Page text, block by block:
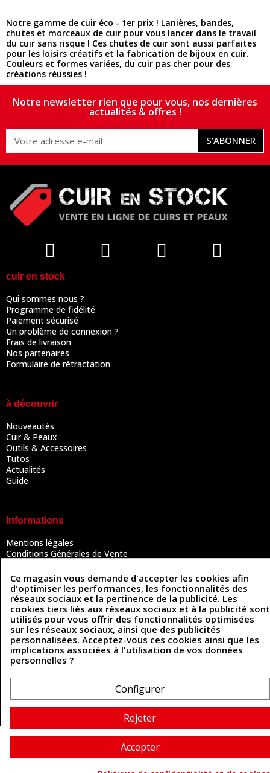
Notre gamme de cuir éco - 1er prix ! Lanières, bandes,
chutes et morceaux de cuir pour vous lancer dans le travail
du cuir sans risque ! Ces chutes de cuir sont aussi parfaites
pour les loisirs créatifs et la fabrication de bijoux en cuir.
Couleurs et formes variées, du cuir pas cher pour des
créations réussies !
Notre newsletter rien que pour vous, nos dernières
actualités & offres !
S’ABONNER
cuir en stock
Qui sommes nous ?
Programme de fidélité
Paiement sécurisé
Un problème de connexion ?
Frais de livraison
Nos partenaires
Formulaire de rétractation
à découvrir
Nouveautés
Cuir & Peaux
Outils & Accessoires
Tutos
Actualités
Guide
Informations
Mentions légales
Conditions Générales de Vente
Politique des cookies
Contactez-nous
Coordonnées
493 Chemin de Catougnac
81300 Graulhet
05 63 34 51 88
Cuirenstock © 2026 - Une création Quatrys 💙
Ce magasin vous demande d'accepter les cookies afin
d'optimiser les performances, les fonctionnalités des
réseaux sociaux et la pertinence de la publicité. Les
cookies tiers liés aux réseaux sociaux et à la publicité sont
utilisés pour vous offrir des fonctionnalités optimisées
sur les réseaux sociaux, ainsi que des publicités
personnalisées. Acceptez-vous ces cookies ainsi que les
implications associées à l'utilisation de vos données
personnelles ?
Configurer
Rejeter
Accepter